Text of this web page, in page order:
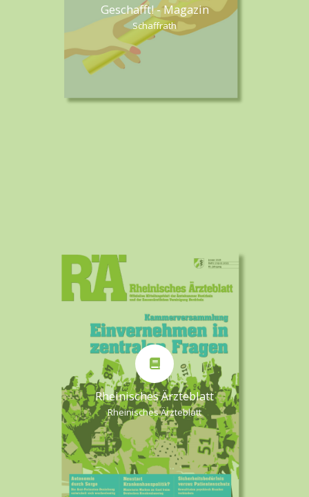
Geschafft! - Magazin
Schaffrath
Rheinisches Ärzteblatt
Rheinisches Ärzteblatt